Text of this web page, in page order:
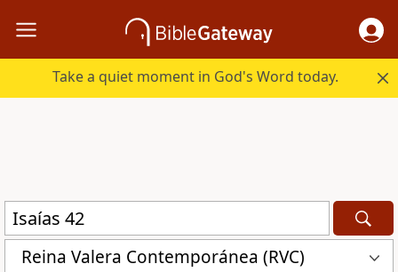
Take a quiet moment in God's Word today.
Reina Valera Contemporánea (RVC)